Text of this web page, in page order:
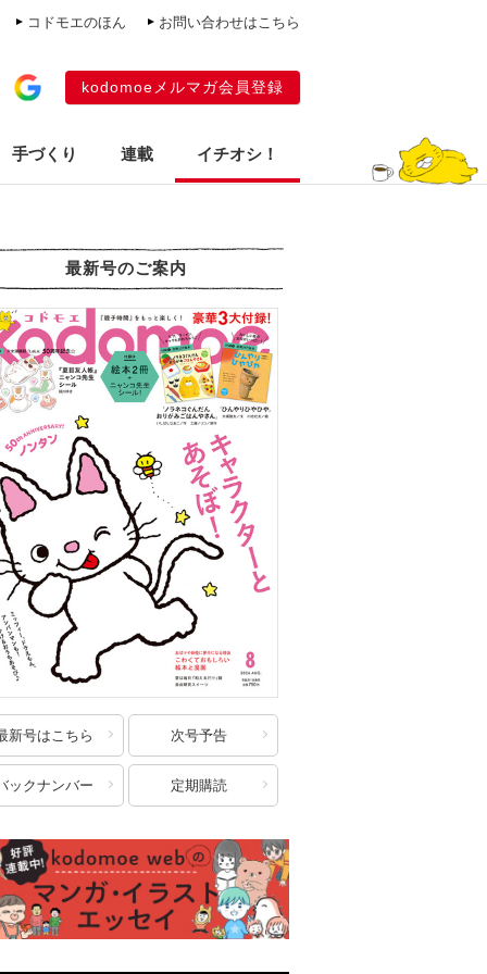
コドモエのほん お問い合わせはこちら
kodomoeメルマガ会員登録
手づくり 連載 イチオシ！
最新号のご案内
新号はこちら 次号予告
ックナンバー 定期購読